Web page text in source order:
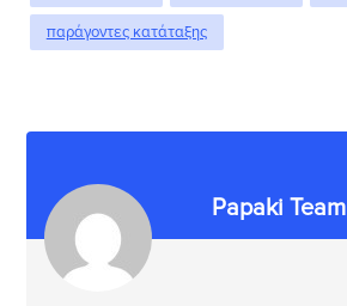
παράγοντες κατάταξης
Papaki Team